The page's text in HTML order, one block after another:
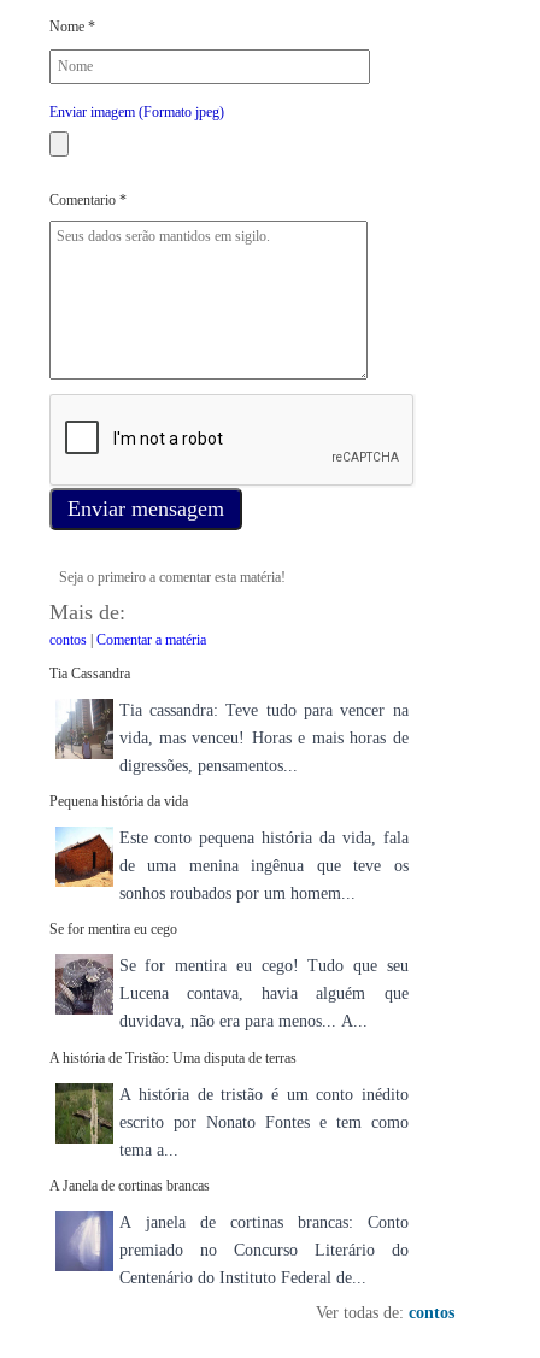
Nome *
Enviar imagem (Formato jpeg)
Comentario *
Enviar mensagem
Seja o primeiro a comentar esta matéria!
Mais de:
contos| Comentar a matéria
Tia Cassandra
Tia cassandra: Teve tudo para vencer na
vida, mas venceu! Horas e mais horas de
digressões, pensamentos...
Pequena história da vida
Este conto pequena história da vida, fala
de uma menina ingênua que teve os
sonhos roubados por um homem...
Se for mentira eu cego
Se for mentira eu cego! Tudo que seu
Lucena contava, havia alguém que
duvidava, não era para menos... A...
A história de Tristão: Uma disputa de terras
A história de tristão é um conto inédito
escrito por Nonato Fontes e tem como
tema a...
A Janela de cortinas brancas
A janela de cortinas brancas: Conto
premiado no Concurso Literário do
Centenário do Instituto Federal de...
Ver todas de: contos